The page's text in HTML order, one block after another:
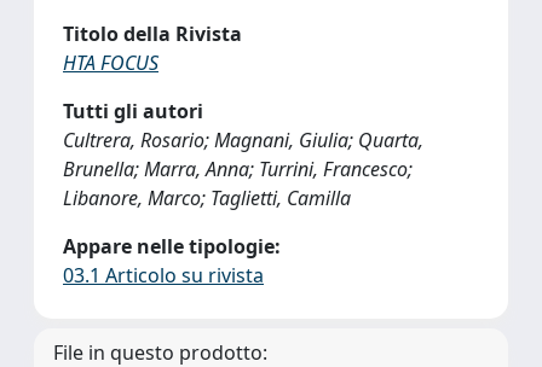
Titolo della Rivista
HTA FOCUS
Tutti gli autori
Cultrera, Rosario; Magnani, Giulia; Quarta,
Brunella; Marra, Anna; Turrini, Francesco;
Libanore, Marco; Taglietti, Camilla
Appare nelle tipologie:
03.1 Articolo su rivista
File in questo prodotto: